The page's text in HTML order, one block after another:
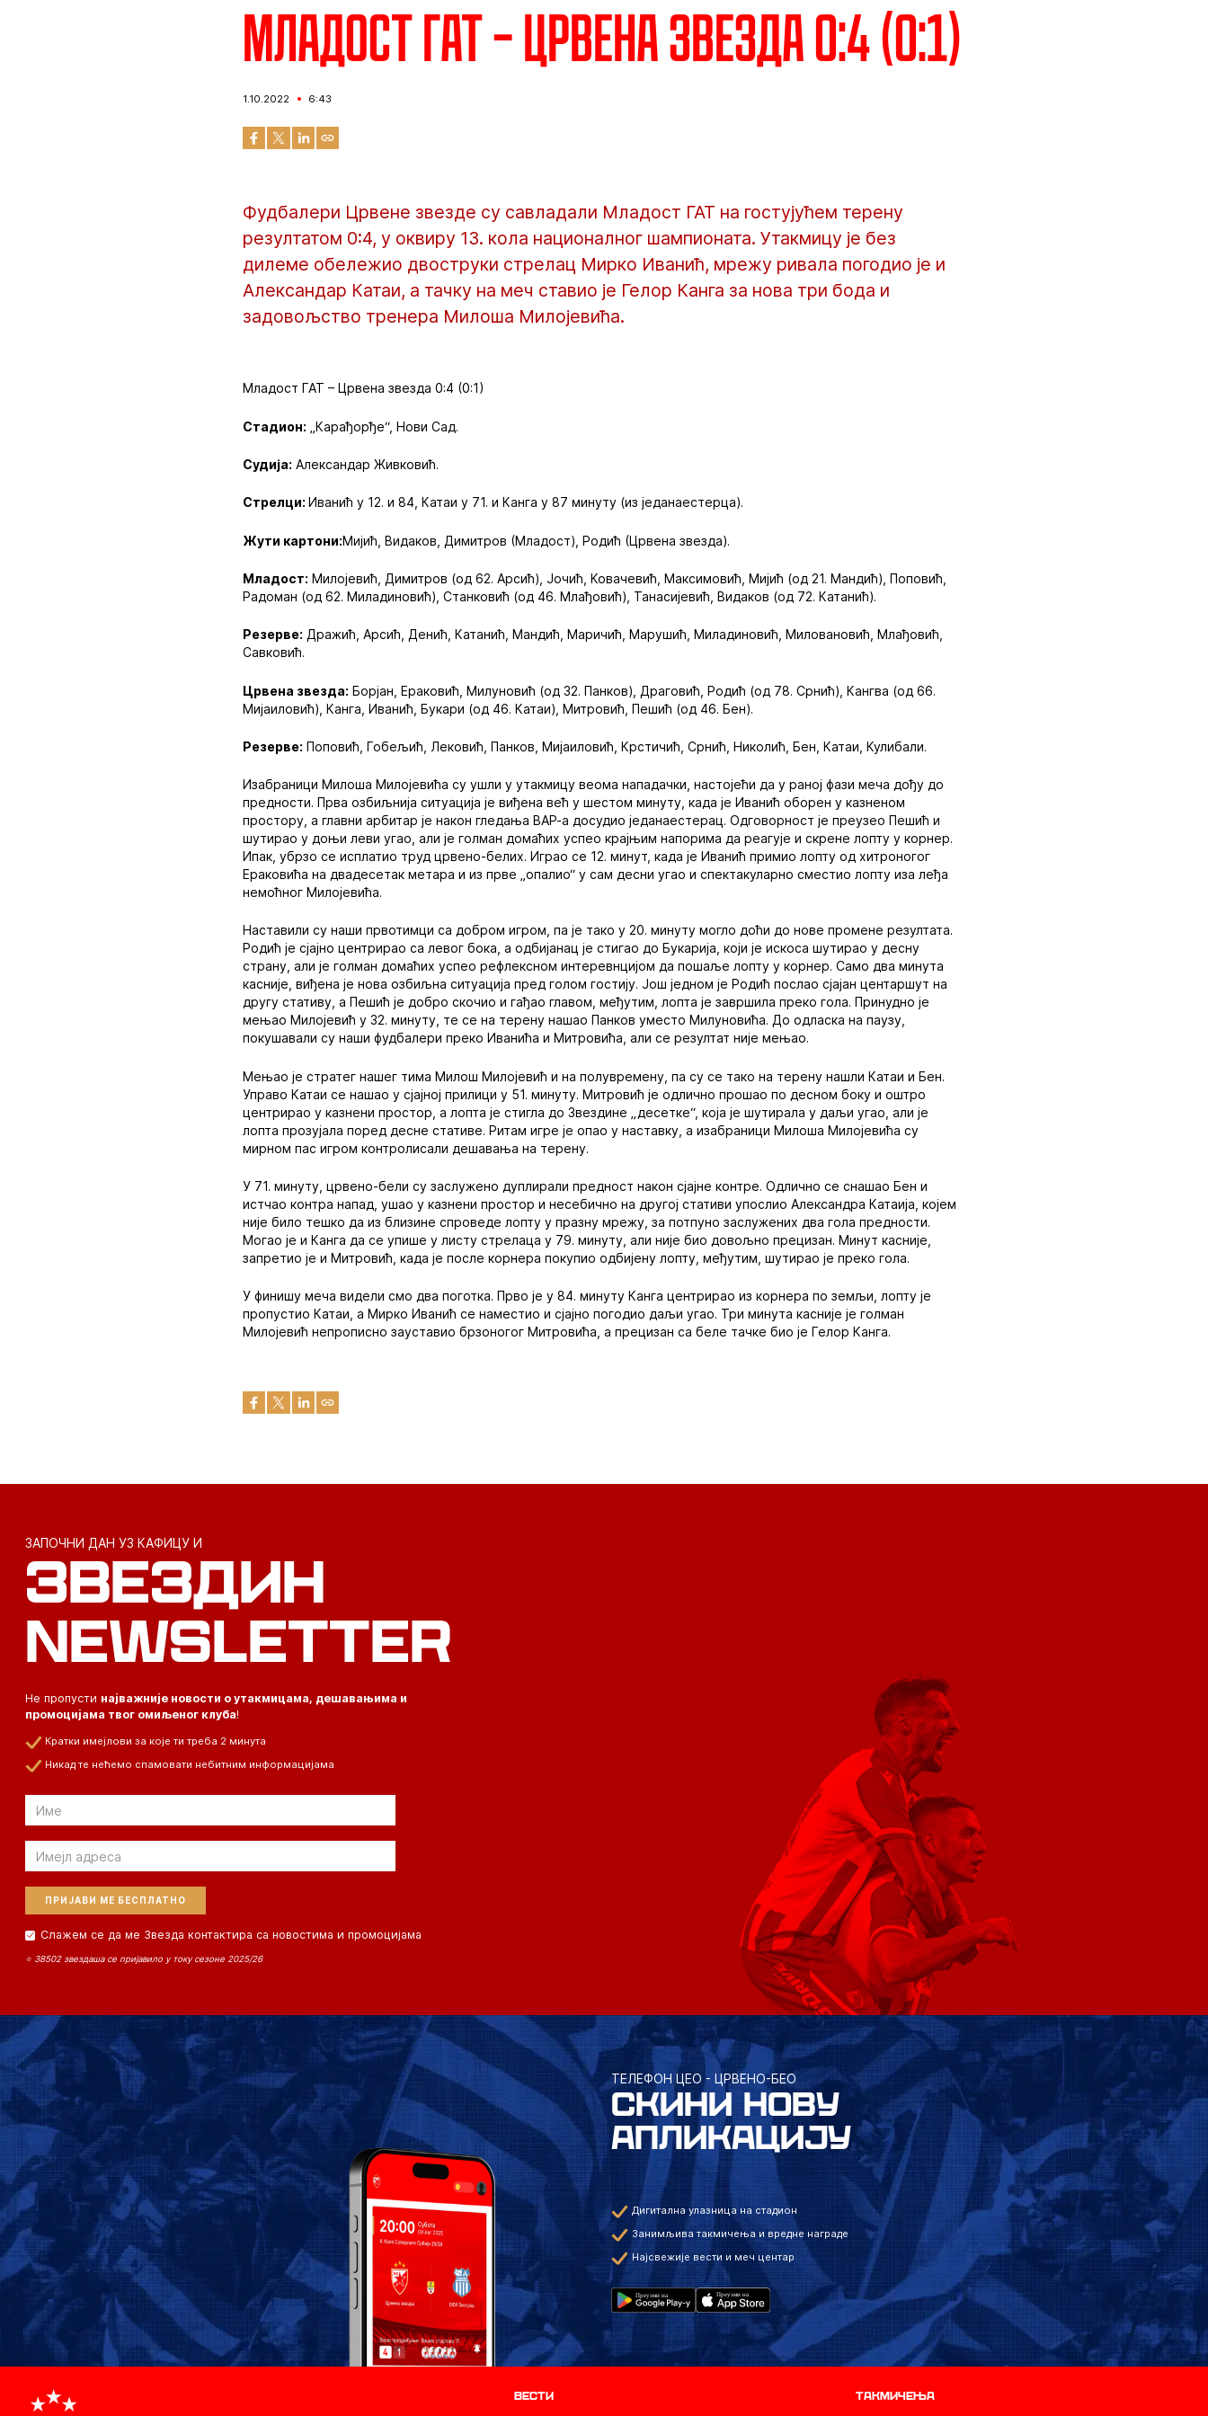
Младост ГАТ – Црвена звезда 0:4 (0:1)
1.10.2022 6:43
Фудбалери Црвене звезде су савладали Младост ГАТ на гостујућем терену
резултатом 0:4, у оквиру 13. кола националног шампионата. Утакмицу је без
дилеме обележио двоструки стрелац Мирко Иванић, мрежу ривала погодио је и
Александар Катаи, а тачку на меч ставио је Гелор Канга за нова три бода и
задовољство тренера Милоша Милојевића.
Младост ГАТ – Црвена звезда 0:4 (0:1)
Стадион: „Карађорђе“, Нови Сад.
Судија: Александар Живковић.
Стрелци:Иванић у 12. и 84, Катаи у 71. и Канга у 87 минуту (из једанаестерца).
Жути картони:Мијић, Видаков, Димитров (Младост), Родић (Црвена звезда).
Младост: Милојевић, Димитров (од 62. Арсић), Јочић, Ковачевић, Максимовић, Мијић (од 21. Мандић), Поповић,
Радоман (од 62. Миладиновић), Станковић (од 46. Млађовић), Танасијевић, Видаков (од 72. Катанић).
Резерве: Дражић, Арсић, Денић, Катанић, Мандић, Маричић, Марушић, Миладиновић, Миловановић, Млађовић,
Савковић.
Црвена звезда: Борјан, Ераковић, Милуновић (од 32. Панков), Драговић, Родић (од 78. Срнић), Кангва (од 66.
Мијаиловић), Канга, Иванић, Букари (од 46. Катаи), Митровић, Пешић (од 46. Бен).
Резерве: Поповић, Гобељић, Лековић, Панков, Мијаиловић, Крстичић, Срнић, Николић, Бен, Катаи, Кулибали.
Изабраници Милоша Милојевића су ушли у утакмицу веома нападачки, настојећи да у раној фази меча дођу до
предности. Прва озбиљнија ситуација је виђена већ у шестом минуту, када је Иванић оборен у казненом
простору, а главни арбитар је након гледања ВАР-а досудио једанаестерац. Одговорност је преузео Пешић и
шутирао у доњи леви угао, али је голман домаћих успео крајњим напорима да реагује и скрене лопту у корнер.
Ипак, убрзо се исплатио труд црвено-белих. Играо се 12. минут, када је Иванић примио лопту од хитроногог
Ераковића на двадесетак метара и из прве „опалио“ у сам десни угао и спектакуларно сместио лопту иза леђа
немоћног Милојевића.
Наставили су наши првотимци са добром игром, па је тако у 20. минуту могло доћи до нове промене резултата.
Родић је сјајно центрирао са левог бока, а одбијанац је стигао до Букарија, који је искоса шутирао у десну
страну, али је голман домаћих успео рефлексном интеревнцијом да пошаље лопту у корнер. Само два минута
касније, виђена је нова озбиљна ситуација пред голом гостију. Још једном је Родић послао сјајан центаршут на
другу стативу, а Пешић је добро скочио и гађао главом, међутим, лопта је завршила преко гола. Принудно је
мењао Милојевић у 32. минуту, те се на терену нашао Панков уместо Милуновића. До одласка на паузу,
покушавали су наши фудбалери преко Иванића и Митровића, али се резултат није мењао.
Мењао је стратег нашег тима Милош Милојевић и на полувремену, па су се тако на терену нашли Катаи и Бен.
Управо Катаи се нашао у сјајној прилици у 51. минуту. Митровић је одлично прошао по десном боку и оштро
центрирао у казнени простор, а лопта је стигла до Звездине „десетке“, која је шутирала у даљи угао, али је
лопта прозујала поред десне стативе. Ритам игре је опао у наставку, а изабраници Милоша Милојевића су
мирном пас игром контролисали дешавања на терену.
У 71. минуту, црвено-бели су заслужено дуплирали предност након сјајне контре. Одлично се снашао Бен и
истчао контра напад, ушао у казнени простор и несебично на другој стативи упослио Александра Катаија, којем
није било тешко да из близине спроведе лопту у празну мрежу, за потпуно заслужених два гола предности.
Могао је и Канга да се упише у листу стрелаца у 79. минуту, али није био довољно прецизан. Минут касније,
запретио је и Митровић, када је после корнера покупио одбијену лопту, међутим, шутирао је преко гола.
У финишу меча видели смо два поготка. Прво је у 84. минуту Канга центрирао из корнера по земљи, лопту је
пропустио Катаи, а Мирко Иванић се наместио и сјајно погодио даљи угао. Три минута касније је голман
Милојевић непрописно зауставио брзоногог Митровића, а прецизан са беле тачке био је Гелор Канга.
ЗАПОЧНИ ДАН УЗ КАФИЦУ И
ЗВЕЗДИН
NEWSLETTER
Не пропусти најважније новости о утакмицама, дешавањима и
промоцијама твог омиљеног клуба!
Кратки имејлови за које ти треба 2 минута
Никад те нећемо спамовати небитним информацијама
Email
Email
Слажем се да ме Звезда контактира са новостима и промоцијама
⭐ 38502 звездаша се пријавило у току сезоне 2025/26
ТЕЛЕФОН ЦЕО - ЦРВЕНО-БЕО
СКИНИ НОВУ
АПЛИКАЦИЈУ
Дигитална улазница на стадион
Занимљива такмичења и вредне награде
Најсвежије вести и меч центар
Вести Такмичења